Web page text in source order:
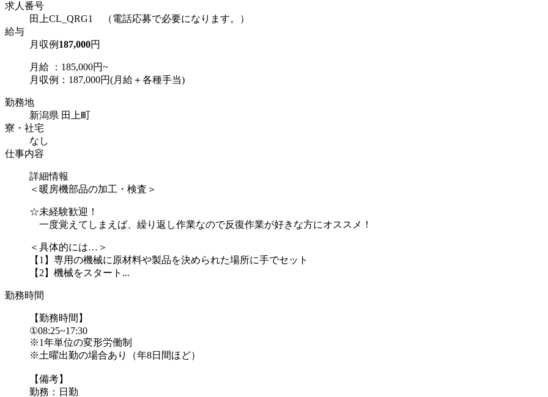
求人番号
田上CL_QRG1 （電話応募で必要になります。）
給与
月収例 187,000円
月給 ：185,000円~
月収例：187,000円(月給＋各種手当)
勤務地
新潟県 田上町
寮・社宅
なし
仕事内容
詳細情報
＜暖房機部品の加工・検査＞
☆未経験歓迎！
一度覚えてしまえば、繰り返し作業なので反復作業が好きな方にオススメ！
＜具体的には…＞
【1】専用の機械に原材料や製品を決められた場所に手でセット
【2】機械をスタート...
勤務時間
【勤務時間】
①08:25~17:30
※1年単位の変形労働制
※土曜出勤の場合あり（年8日間ほど）
【備考】
勤務：日勤